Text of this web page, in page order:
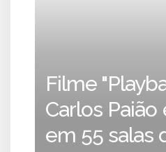
Filme
Carlos
em 55 salas